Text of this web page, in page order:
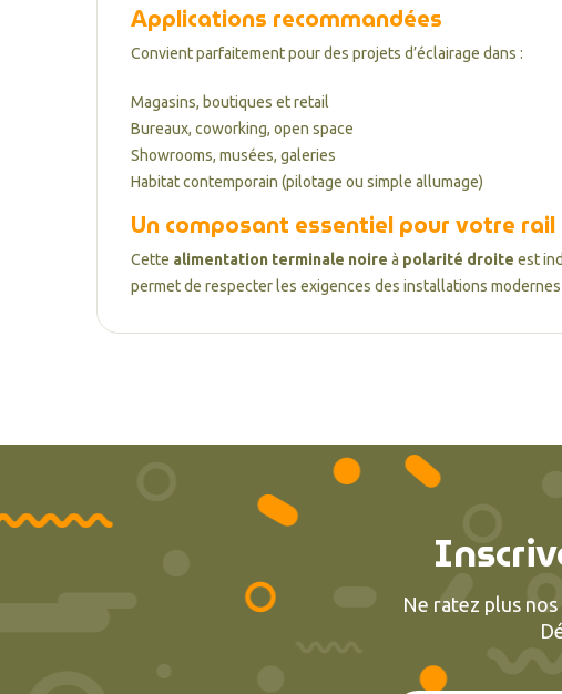
Applications recommandées
Convient parfaitement pour des projets d’éclairage dans :
Magasins, boutiques et retail
Bureaux, coworking, open space
Showrooms, musées, galeries
Habitat contemporain (pilotage ou simple allumage)
Un composant essentiel pour votre rail
Cette alimentation terminale noire à polarité droite est
permet de respecter les exigences des installations
Ne ratez plus